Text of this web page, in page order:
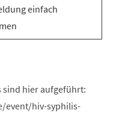
einfach
sind hier aufgeführt:
event/hiv-syphilis-